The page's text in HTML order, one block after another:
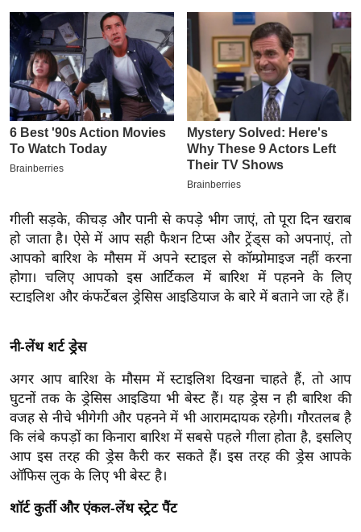
इ
म
ई
-
पे
प
र
मि
ल
बे
मि
सा
श
य
त
यं
ग
इं
डि
या
गीली सड़के, कीचड़ और पानी से कपड़े भीग जाएं, तो पूरा दिन खराब
हो जाता है। ऐसे में आप सही फैशन टिप्स और ट्रेंड्स को अपनाएं, तो
आपको बारिश के मौसम में अपने स्टाइल से कॉम्प्रोमाइज नहीं करना
होगा। चलिए आपको इस आर्टिकल में बारिश में पहनने के लिए
स्टाइलिश और कंफर्टेबल ड्रेसिस आइडियाज के बारे में बताने जा रहे हैं।
नी-लेंथ शर्ट ड्रेस
अगर आप बारिश के मौसम में स्टाइलिश दिखना चाहते हैं, तो आप
घुटनों तक के ड्रेसिस आइडिया भी बेस्ट हैं। यह ड्रेस न ही बारिश की
वजह से नीचे भीगेगी और पहनने में भी आरामदायक रहेगी। गौरतलब है
कि लंबे कपड़ों का किनारा बारिश में सबसे पहले गीला होता है, इसलिए
आप इस तरह की ड्रेस कैरी कर सकते हैं। इस तरह की ड्रेस आपके
ऑफिस लुक के लिए भी बेस्ट है।
शॉर्ट कुर्ती और एंकल-लेंथ स्ट्रेट पैंट